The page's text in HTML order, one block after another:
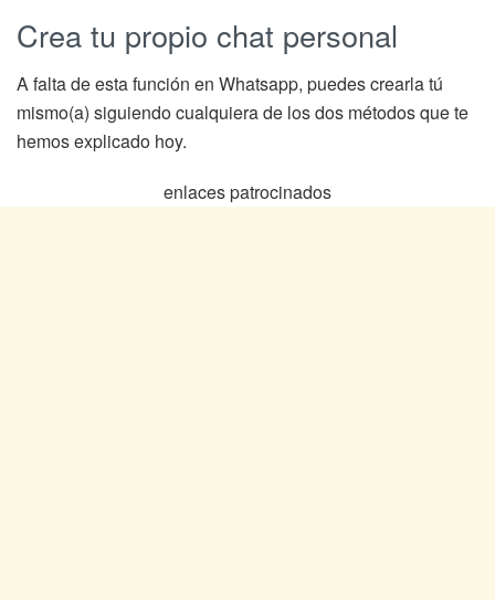
Crea tu propio chat personal
A falta de esta función en Whatsapp, puedes crearla tú
mismo(a) siguiendo cualquiera de los dos métodos que te
hemos explicado hoy.
enlaces patrocinados